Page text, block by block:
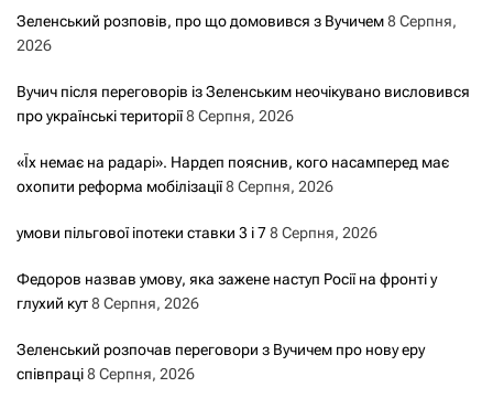
Зеленський розповів, про що домовився з Вучичем8 Серпня,
2026
Вучич після переговорів із Зеленським неочікувано висловився
про українські території8 Серпня, 2026
«Їх немає на радарі». Нардеп пояснив, кого насамперед має
охопити реформа мобілізації8 Серпня, 2026
умови пільгової іпотеки ставки 3 і 78 Серпня, 2026
Федоров назвав умову, яка зажене наступ Росії на фронті у
глухий кут8 Серпня, 2026
Зеленський розпочав переговори з Вучичем про нову еру
співпраці8 Серпня, 2026